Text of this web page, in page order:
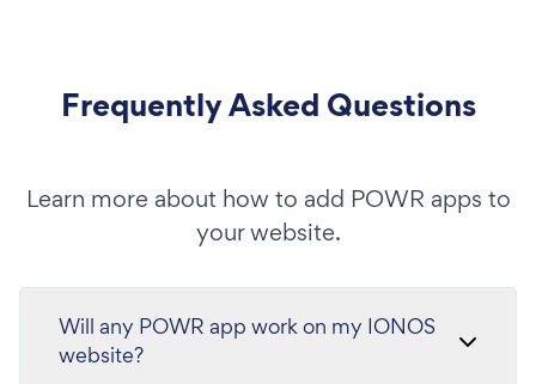
Frequently Asked Questions
Learn more about how to add POWR apps to
your website.
Will any POWR app work on my IONOS
website?